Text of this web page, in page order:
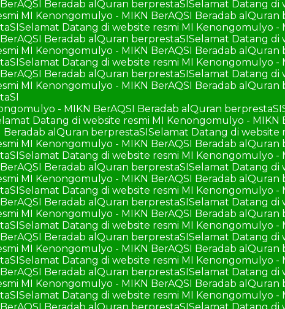
Beradab alQuran berprestaSISelamat Datang di
MI Kenongomulyo - MIKN BerAQSI Beradab alQuran
Selamat Datang di website resmi MI Kenongomulyo -
Beradab alQuran berprestaSISelamat Datang di
MI Kenongomulyo - MIKN BerAQSI Beradab alQuran
Selamat Datang di website resmi MI Kenongomulyo -
Beradab alQuran berprestaSISelamat Datang di
MI Kenongomulyo - MIKN BerAQSI Beradab alQuran
- MIKN BerAQSI Beradab alQuran berprestaSI
Datang di website resmi MI Kenongomulyo - MIKN
alQuran berprestaSISelamat Datang di website
MI Kenongomulyo - MIKN BerAQSI Beradab alQuran
Selamat Datang di website resmi MI Kenongomulyo -
Beradab alQuran berprestaSISelamat Datang di
MI Kenongomulyo - MIKN BerAQSI Beradab alQuran
Selamat Datang di website resmi MI Kenongomulyo -
Beradab alQuran berprestaSISelamat Datang di
MI Kenongomulyo - MIKN BerAQSI Beradab alQuran
Selamat Datang di website resmi MI Kenongomulyo -
Beradab alQuran berprestaSISelamat Datang di
MI Kenongomulyo - MIKN BerAQSI Beradab alQuran
Selamat Datang di website resmi MI Kenongomulyo -
Beradab alQuran berprestaSISelamat Datang di
MI Kenongomulyo - MIKN BerAQSI Beradab alQuran
Selamat Datang di website resmi MI Kenongomulyo -